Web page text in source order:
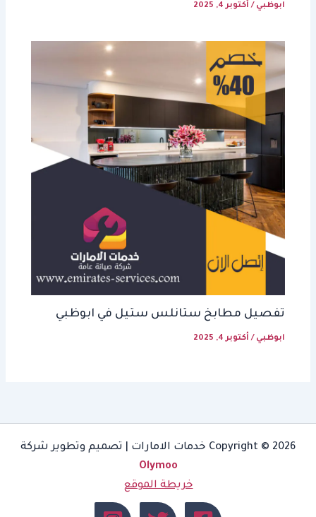
ابوظبي / أكتوبر 4, 2025
تفصيل مطابخ ستانلس ستيل في ابوظبي
ابوظبي / أكتوبر 4, 2025
Copyright © 2026 خدمات الامارات | تصميم وتطوير شركة
Olymoo
خريطة الموقع